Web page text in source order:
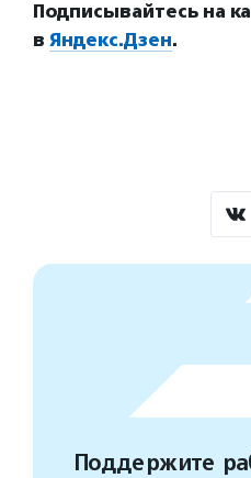
Подписывайтесь на
в Яндекс.Дзен.
Поддержите